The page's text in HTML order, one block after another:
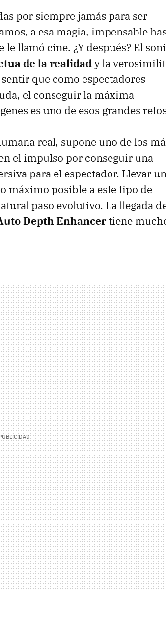
por siempre jamás para ser
a esa magia, impensable
llamó cine. ¿Y después? El
de la realidady la
que como espectadores
el conseguir la máxima
es uno de esos grandes
real, supone uno de los
el impulso por conseguir una
para el espectador. Llevar
máximo posible a este tipo de
paso evolutivo. La llegada
Depth Enhancer tiene